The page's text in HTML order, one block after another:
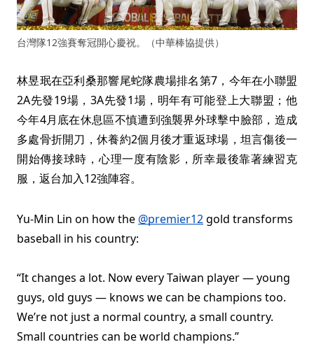
台灣隊12強賽奪冠開心慶祝。（中華棒協提供）
林昱珉在亞利桑那響尾蛇隊農場排名第7，今年在小聯盟
2A先發19場，3A先發1場，明年有可能登上大聯盟；他
今年4月底在休息區不慎遭到強襲界外球擊中臉部，造成
多處骨折開刀，休養約2個月後才重返球場，坦言傷後一
開始傳接球時，心理一度有陰影，所幸最後靠著練習克
服，返台加入12強陣容。
Yu-Min Lin on how the @premier12gold transforms
baseball in his country:
“It changes a lot. Now every Taiwan player — young
guys, old guys — knows we can be champions too.
We’re not just a normal country, a small country.
Small countries can be world champions.” ⁦